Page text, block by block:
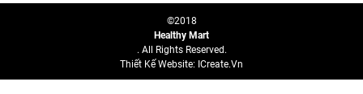
©2018
Healthy Mart
. All Rights Reserved.
Thiết Kế Website: ICreate.vn